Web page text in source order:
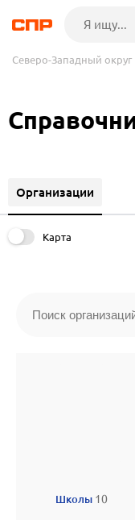
Северо-Западный округ
Организации
Карта
Школы 10